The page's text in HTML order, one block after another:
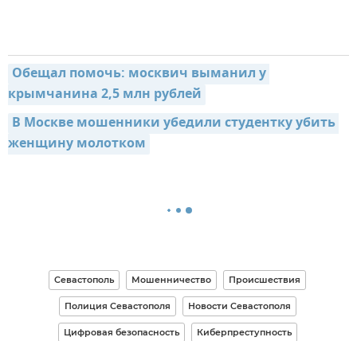
Обещал помочь: москвич выманил у
крымчанина 2,5 млн рублей
В Москве мошенники убедили студентку убить
женщину молотком
Севастополь Мошенничество Происшествия
Полиция Севастополя Новости Севастополя
Цифровая безопасность Киберпреступность